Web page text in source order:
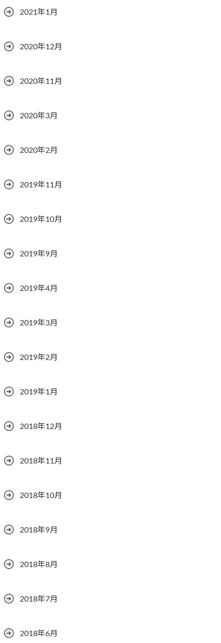
2021年1月
2020年12月
2020年11月
2020年3月
2020年2月
2019年11月
2019年10月
2019年9月
2019年4月
2019年3月
2019年2月
2019年1月
2018年12月
2018年11月
2018年10月
2018年9月
2018年8月
2018年7月
2018年6月